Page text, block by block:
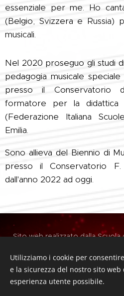
essenziale per me. Ho
(Belgio, Svizzera e Russia)
musicali.
Nel 2020 proseguo gli studi
pedagogia musicale
presso il Conservatorio
formatore per la didattica
(Federazione Italiana
Emilia.
Sono allieva del Biennio di
presso il Conservatorio
dall'anno 2022 ad oggi.
Sito web realizzato dalla Scuola
C.F. 94067540545 - PEC:
mail:
Via Aldo Manna, 28 - Perugia -
Utilizziamo i cookie per
e la sicurezza del nostro sito
esperienza utente possibile.